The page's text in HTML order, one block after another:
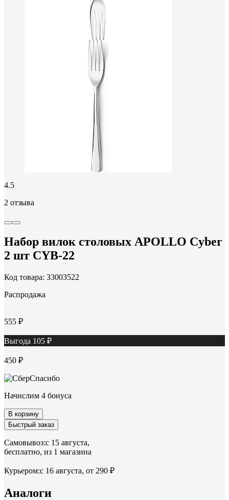
4.5
2 отзыва
Набор вилок столовых APOLLO Cyber
2 шт CYB-22
Код товара: 33003522
Распродажа
555 ₽
Выгода 105 ₽
450 ₽
Начислим 4 бонуса
В корзину
Быстрый заказ
Самовывоз:c 15 августа,
бесплатно, из 1 магазина
Курьером:c 16 августа, от 290 ₽
Аналоги